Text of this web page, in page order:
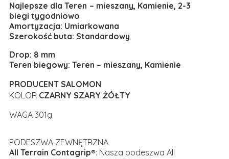
Najlepsze dla Teren – mieszany, Kamienie, 2-3
biegi tygodniowo
Amortyzacja: Umiarkowana
Szerokość buta: Standardowy
Drop: 8 mm
Teren biegowy: Teren – mieszany, Kamienie
PRODUCENT SALOMON
KOLOR CZARNY SZARY ŻÓŁTY
WAGA 301g
PODESZWA ZEWNĘTRZNA
All Terrain Contagrip®: Nasza podeszwa All